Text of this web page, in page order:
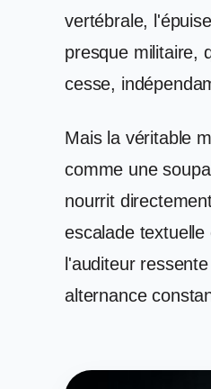
vertébrale,
presque militaire,
cesse,
Mais la véritable
comme une
nourrit
escalade
l'auditeur
alternance